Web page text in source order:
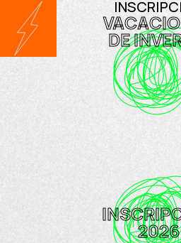
2026
DE